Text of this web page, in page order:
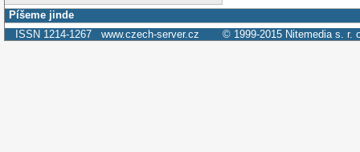
Píšeme jinde
ISSN 1214-1267 www.czech-server.cz © 1999-2015 Nitemedia s. r.